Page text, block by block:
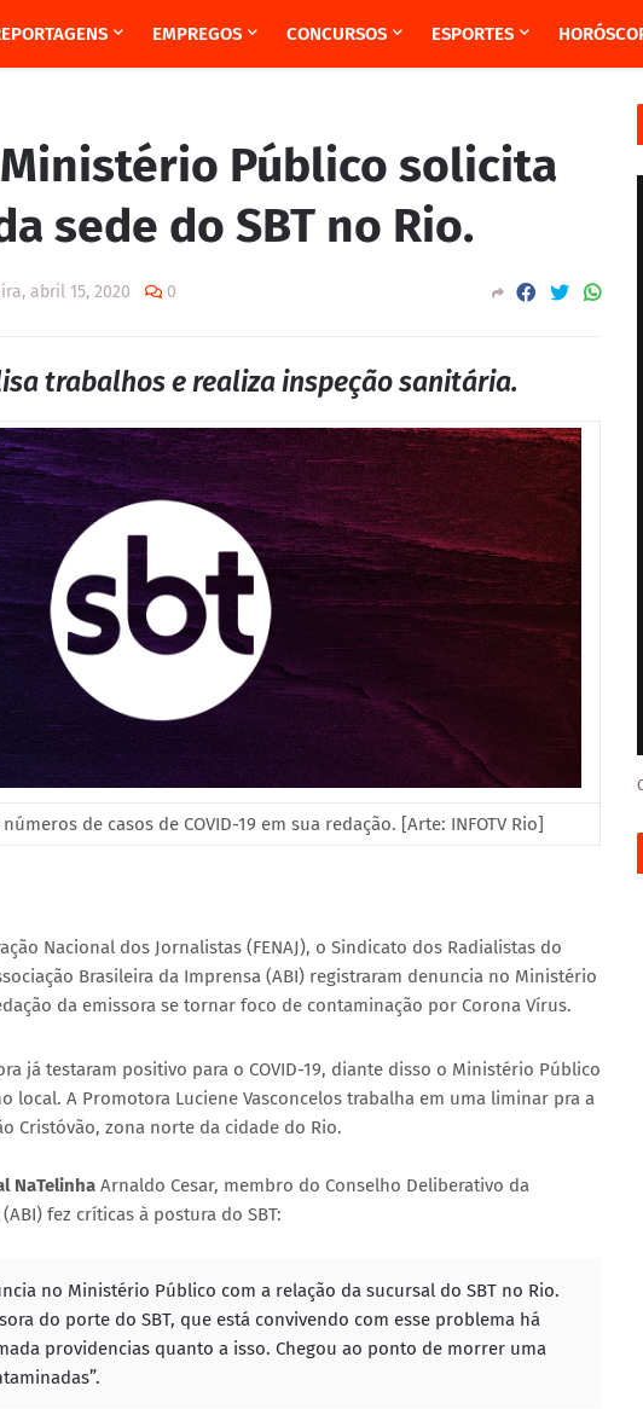
EMPREGOS CONCURSOS ESPORTES
Público solicita
sede do SBT no Rio.
abril 15, 2020 0
trabalhos e realiza inspeção sanitária.
de casos de COVID-19 em sua redação. [Arte: INFOTV Rio]
Nacional dos Jornalistas (FENAJ), o Sindicato dos Radialistas do
Brasileira da Imprensa (ABI) registraram denuncia no Ministério
da emissora se tornar foco de contaminação por Corona Vírus.
já testaram positivo para o COVID-19, diante disso o Ministério Público
local. A Promotora Luciene Vasconcelos trabalha em uma liminar pra a
Cristóvão, zona norte da cidade do Rio.
NaTelinha Arnaldo Cesar, membro do Conselho Deliberativo da
fez críticas à postura do SBT:
no Ministério Público com a relação da sucursal do SBT no Rio.
do porte do SBT, que está convivendo com esse problema há
providencias quanto a isso. Chegou ao ponto de morrer uma